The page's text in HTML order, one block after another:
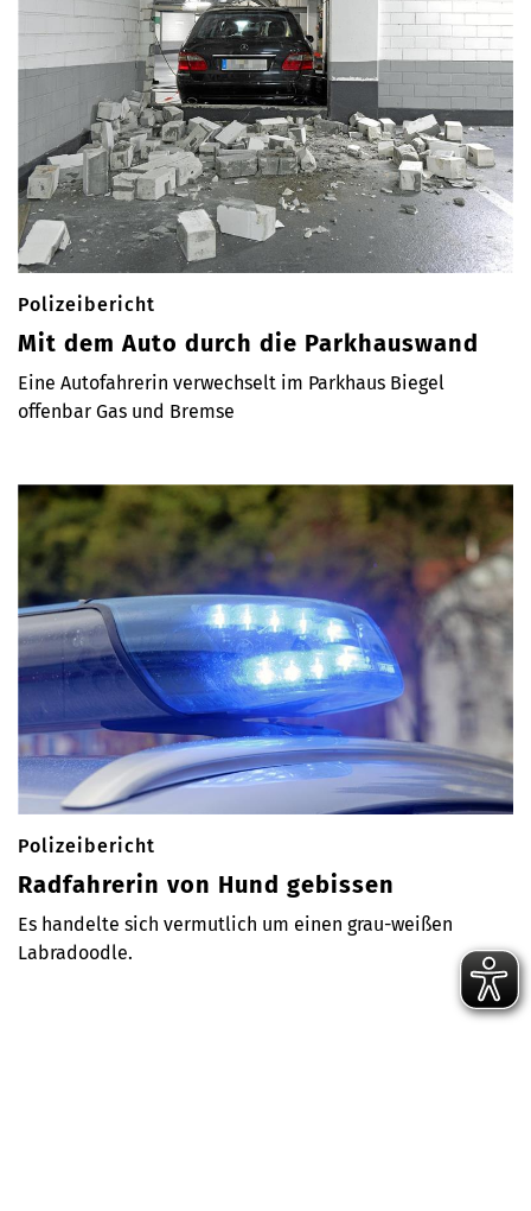
Polizeibericht
Mit dem Auto durch die Parkhauswand
Eine Autofahrerin verwechselt im Parkhaus Biegel
offenbar Gas und Bremse
Polizeibericht
Radfahrerin von Hund gebissen
Es handelte sich vermutlich um einen grau-weißen
Labradoodle.